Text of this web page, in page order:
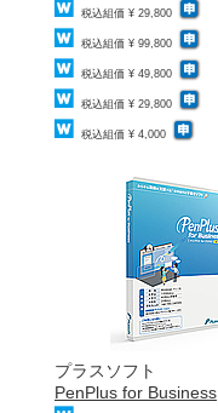
税込組価 ¥ 29,800
税込組価 ¥ 99,800
税込組価 ¥ 49,800
税込組価 ¥ 29,800
税込組価 ¥ 4,000
プラスソフト
PenPlus for Business